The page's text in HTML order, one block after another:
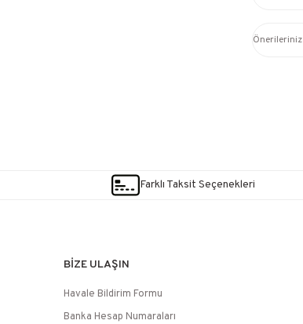
Önerileriniz
Farklı Taksit Seçenekleri
BİZE ULAŞIN
Havale Bildirim Formu
Banka Hesap Numaraları